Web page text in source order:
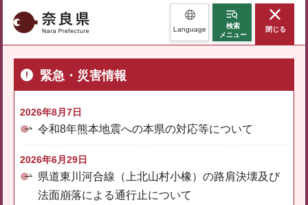
奈良県 Language
検索
メニュー
閉じる
緊急・災害情報
2026年8月7日
令和8年熊本地震への本県の対応等について
2026年6月29日
県道東川河合線（上北山村小橡）の路肩決壊及び
法面崩落による通行止について